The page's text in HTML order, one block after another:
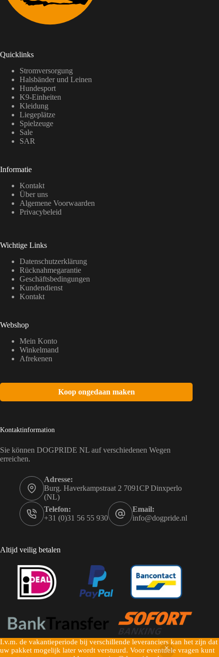
I.v.m. de vakantieperiode bij verschillende leveranciers kan het zijn dat
uw pakket mogelijk later wordt verstuurd. Voor eventuele vragen kunt
Quicklinks
Stromversorgung
Halsbänder und Leinen
Hundesport
K9-Einheiten
Kleidung
Liegeplätze
Spielzeuge
Sale
SAR
Informatie
Kontakt
Über uns
Algemene Voorwaarden
Privacybeleid
Wichtige Links
Datenschutzerklärung
Rücknahmegarantie
Geschäftsbedingungen
Kundendienst
Kontakt
Webshop
Mein Konto
Winkelmand
Afrekenen
Koop ongedaan maken
Kontaktinformation
Sie können DOGPRIDE NL auf verschiedenen Wegen
erreichen.
Adresse:
Burg. Haverkampstraat 2 7091CP Dinxperlo
(NL)
Telefon:
+31 (0)31 56 55 930
Email:
info@dogpride.nl
Altijd veilig betalen
Copyright © 2026 Dogpride NL - Mogelijk gemaakt door